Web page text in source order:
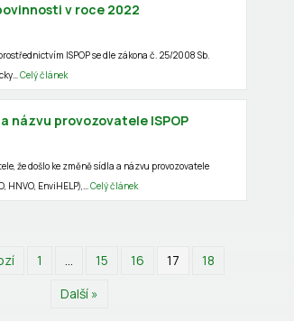
v roce 2022
ISPOP se dle zákona č. 25/2008 Sb.
Celý článek
názvu provozovatele ISPOP
že došlo ke změně sídla a názvu provozovatele
HNVO, EnviHELP),…Celý článek
1 … 15 16 17
18
Další »